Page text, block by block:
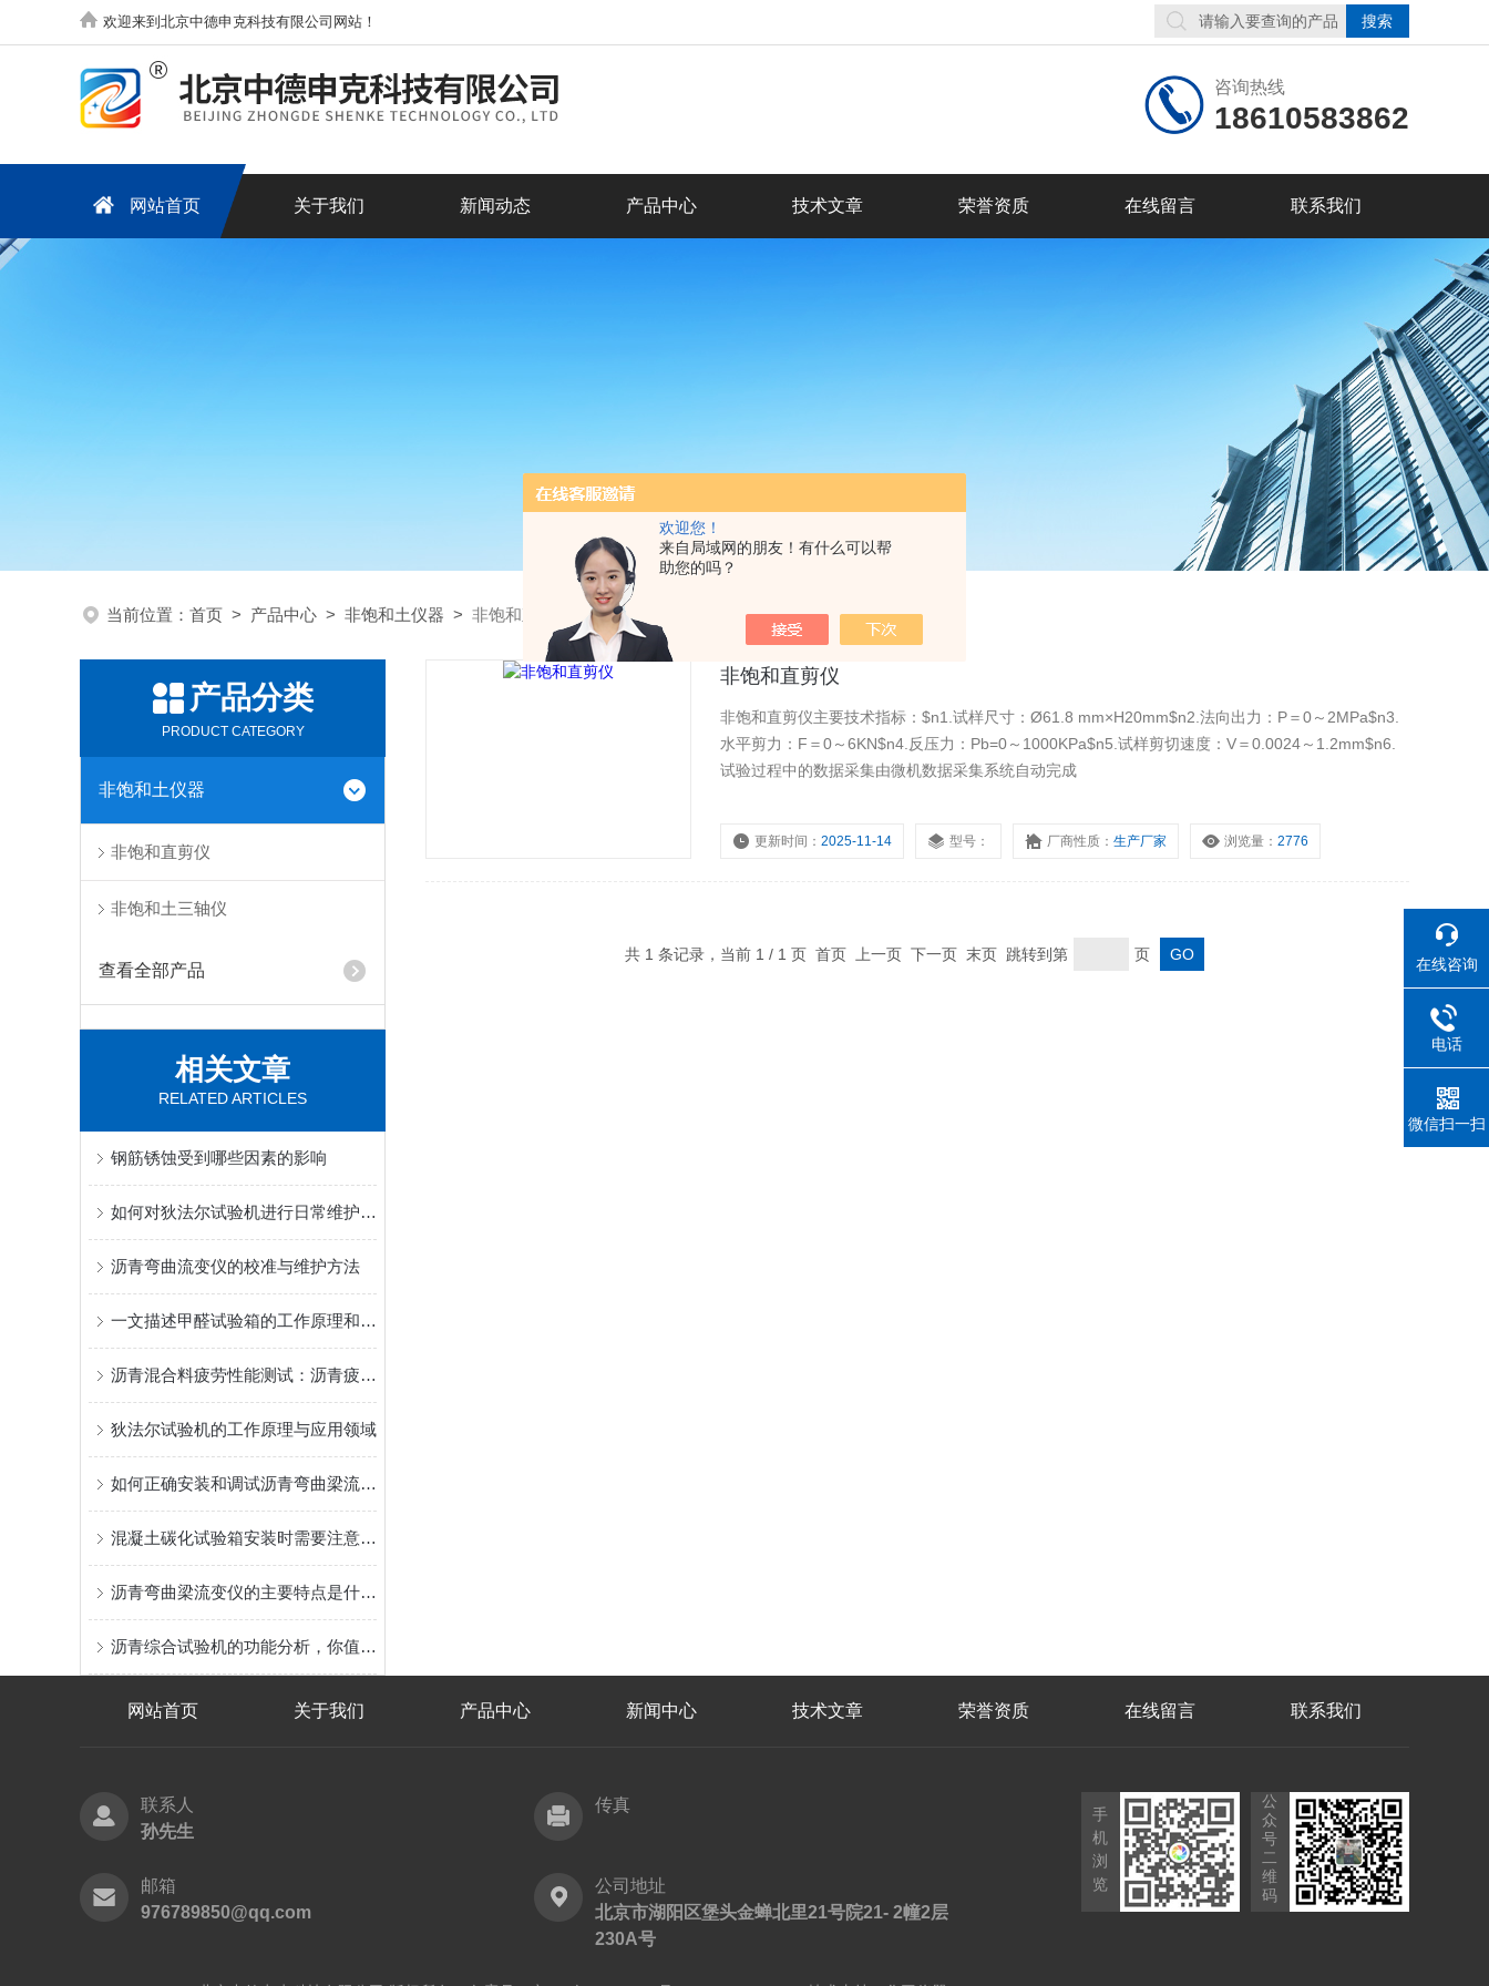
欢迎您！
来自局域网的朋友！有什么可以帮
助您的吗？
欢迎来到北京中德申克科技有限公司网站！
咨询热线
18610583862
网站首页 关于我们 新闻动态 产品中心 技术文章 荣誉资质 在线留言 联系我们
当前位置： 首页 > 产品中心 > 非饱和土仪器 > 非饱和直剪仪
产品分类
PRODUCT CATEGORY
非饱和土仪器
非饱和直剪仪
非饱和土三轴仪
查看全部产品
相关文章
RELATED ARTICLES
钢筋锈蚀受到哪些因素的影响
如何对狄法尔试验机进行日常维护保养？
沥青弯曲流变仪的校准与维护方法
一文描述甲醛试验箱的工作原理和使用细节
沥青混合料疲劳性能测试：沥青疲劳试验机的操作规范
狄法尔试验机的工作原理与应用领域
如何正确安装和调试沥青弯曲梁流变仪？
混凝土碳化试验箱安装时需要注意哪些细节
沥青弯曲梁流变仪的主要特点是什么呢？读完下文你就知道了
沥青综合试验机的功能分析，你值得收藏
非饱和直剪仪
非饱和直剪仪主要技术指标：$n1.试样尺寸：Ø61.8 mm×H20mm$n2.法向出力：P＝0～2MPa$n3.
水平剪力：F＝0～6KN$n4.反压力：Pb=0～1000KPa$n5.试样剪切速度：V＝0.0024～1.2mm$n6.
试验过程中的数据采集由微机数据采集系统自动完成
更新时间：2025-11-14 型号： 厂商性质：生产厂家 浏览量：2776
共 1 条记录，当前 1 / 1 页 首页 上一页 下一页 末页 跳转到第 页
网站首页 关于我们 产品中心 新闻中心 技术文章 荣誉资质 在线留言 联系我们
联系人
孙先生
传真
邮箱
976789850@qq.com
公司地址
北京市湖阳区堡头金蝉北里21号院21- 2幢2层
230A号
手
机
浏
览
公
众
号
二
维
码
在线咨询
电话
微信扫一扫